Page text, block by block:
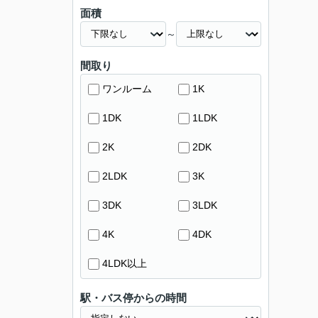
面積
～
間取り
ワンルーム 1K
1DK 1LDK
2K 2DK
2LDK 3K
3DK 3LDK
4K 4DK
4LDK以上
駅・バス停からの時間